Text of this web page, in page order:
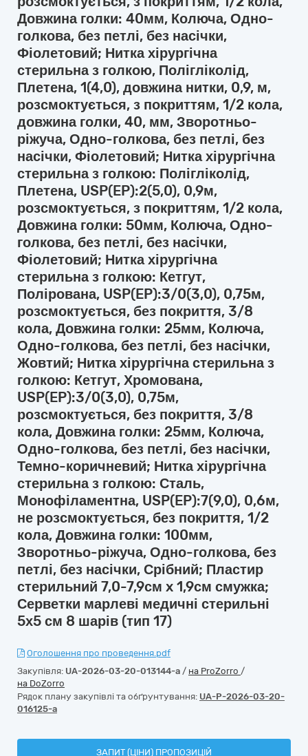
Довжина голки: 40мм, Колюча, Одно-
голкова, без петлі, без насічки,
Фіолетовий; Нитка хірургічна
стерильна з голкою, Полігліколід,
Плетена, 1(4,0), довжина нитки, 0,9, м,
розсмоктується, з покриттям, 1/2 кола,
довжина голки, 40, мм, Зворотньо-
ріжуча, Одно-голкова, без петлі, без
насічки, Фіолетовий; Нитка хірургічна
стерильна з голкою: Полігліколід,
Плетена, USP(EP):2(5,0), 0,9м,
розсмоктується, з покриттям, 1/2 кола,
Довжина голки: 50мм, Колюча, Одно-
голкова, без петлі, без насічки,
Фіолетовий; Нитка хірургічна
стерильна з голкою: Кетгут,
Полірована, USP(EP):3/0(3,0), 0,75м,
розсмоктується, без покриття, 3/8
кола, Довжина голки: 25мм, Колюча,
Одно-голкова, без петлі, без насічки,
Жовтий; Нитка хірургічна стерильна з
голкою: Кетгут, Хромована,
USP(EP):3/0(3,0), 0,75м,
розсмоктується, без покриття, 3/8
кола, Довжина голки: 25мм, Колюча,
Одно-голкова, без петлі, без насічки,
Темно-коричневий; Нитка хірургічна
стерильна з голкою: Сталь,
Монофіламентна, USP(EP):7(9,0), 0,6м,
не розсмоктується, без покриття, 1/2
кола, Довжина голки: 100мм,
Зворотньо-ріжуча, Одно-голкова, без
петлі, без насічки, Срібний; Пластир
стерильний 7,0-7,9см x 1,9см смужка;
Серветки марлеві медичні стерильні
5х5 см 8 шарів (тип 17)
Оголошення про проведення.pdf
Закупівля: UA-2026-03-20-013144-a / на ProZorro /
на DoZorro
Рядок плану закупівлі та обґрунтування: UA-P-2026-03-20-
016125-a
ЗАПИТ (ЦІНИ) ПРОПОЗИЦІЙ